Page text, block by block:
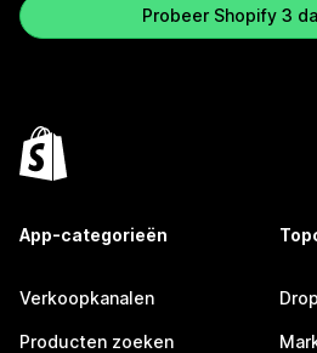
Probeer Shopify 3
App-categorieën
Verkoopkanalen
Producten zoeken